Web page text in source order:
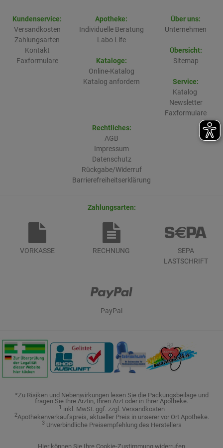
Kundenservice:
Versandkosten
Zahlungsarten
Kontakt
Faxformulare
Apotheke:
Individuelle Beratung
Labo Life
Kataloge:
Online-Katalog
Katalog anfordern
Über uns:
Unternehmen
Übersicht:
Sitemap
Service:
Katalog
Newsletter
Faxformulare
Rechtliches:
AGB
Impressum
Datenschutz
Rückgabe/Widerruf
Barrierefreiheitserklärung
Zahlungsarten:
VORKASSE RECHNUNG
SEPA
LASTSCHRIFT
PayPal
*Zu Risiken und Nebenwirkungen lesen Sie die Packungsbeilage und
fragen Sie Ihre Ärztin, Ihren Arzt oder in Ihrer Apotheke.
1 inkl. MwSt. ggf. zzgl. Versandkosten
2Apothekenverkaufspreis, aktueller Preis in unserer vor Ort Apotheke.
3Unverbindliche Preisempfehlung des Herstellers
Hier können Sie Ihre Cookie-Zustimmung widerrufen